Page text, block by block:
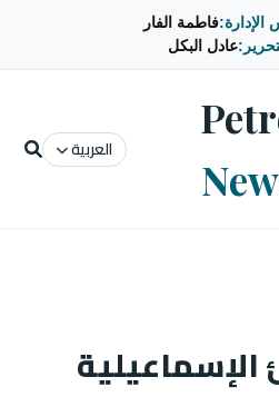
فاطمة الفار
عادل البكل
العربية